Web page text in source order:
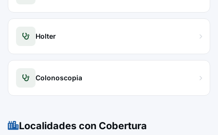
Holter
Colonoscopia
Localidades con Cobertura